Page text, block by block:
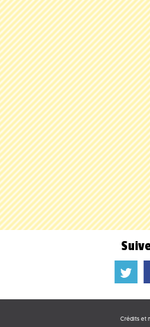
a
Crédits et